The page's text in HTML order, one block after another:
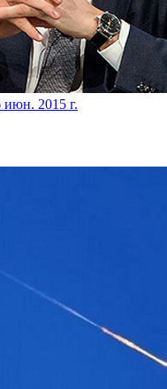
июн. 2015 г.